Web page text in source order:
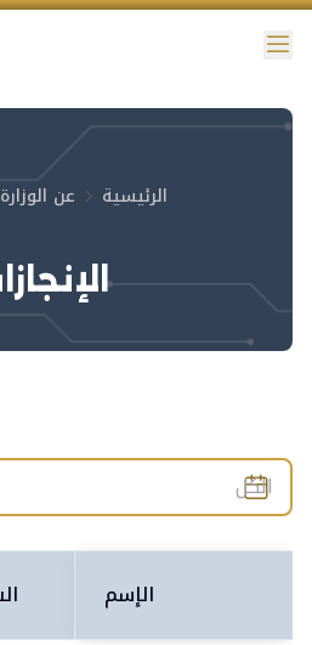
الوصول
الرئيسية عن الوزارة
الإسم